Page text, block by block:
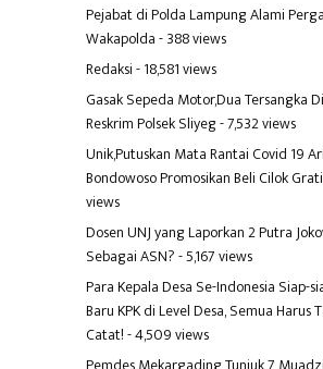
Pejabat di Polda Lampung Alami
Wakapolda- 388 views
Redaksi- 18,581 views
Gasak Sepeda Motor,Dua Tersangka
Reskrim Polsek Sliyeg- 7,532 views
Unik,Putuskan Mata Rantai Covid 19
Bondowoso Promosikan Beli Cilok
views
Dosen UNJ yang Laporkan 2 Putra
Sebagai ASN?- 5,167 views
Para Kepala Desa Se-Indonesia Siap-
Baru KPK di Level Desa, Semua Harus
Catat!- 4,509 views